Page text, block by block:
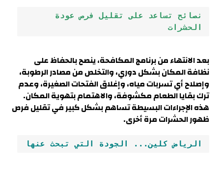
الحشرات
بعد الانتهاء من برنامج المكافحة، ينصح بالحفاظ على
نظافة المكان بشكل دوري، والتخلص من مصادر الرطوبة،
وإصلاح أي تسربات مياه، وإغلاق الفتحات الصغيرة، وعدم
ترك بقايا الطعام مكشوفة، والاهتمام بتهوية المكان.
هذه الإجراءات البسيطة تساهم بشكل كبير في تقليل فرص
ظهور الحشرات مرة أخرى.
الرياض كلين... الجودة التي تبحث عنها